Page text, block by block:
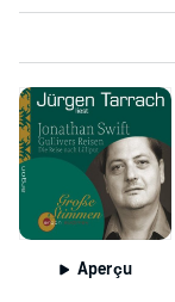
Aperçu